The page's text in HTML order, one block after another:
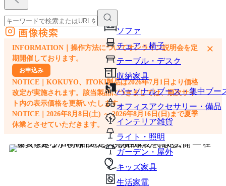
ソファ
チェア・椅子
テーブル・デスク
収納家具
パーソナルブース・集中ブー
オフィスアクセサリー・備品
インテリア雑貨
ライト・照明
ガーデン・屋外
キッズ家具
生活家電
外部サイトの商品をカートに追加
他のサイトで見つけた商品ページのURLを貼り付けて、カートに追加できます
画像検索
INFORMATION｜操作方法についてオンライン説明会を定
期開催しております。
お申込み
NOTICE｜KOKUYO、ITOKI製品は2026年7月1日より価格
改定が実施されます。該当製品につきましては、順次サイ
ト内の表示価格を更新いたします。
NOTICE｜2026年8月8日(土) ～ 2026年8月16日(日)まで夏季
休業とさせていただきます。
×